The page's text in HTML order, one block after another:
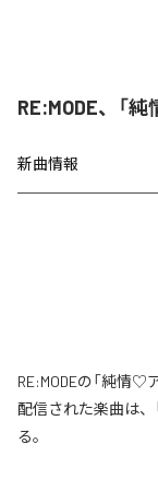
RE:MODE、「
新曲情報
RE:MODEの「純情
配信された楽曲は、
る。